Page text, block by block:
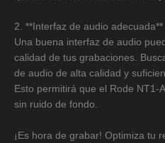
2. **Interfaz de audio adecuada**
Una buena interfaz de audio
calidad de tus grabaciones.
de audio de alta calidad y
Esto permitirá que el Rode NT1-
sin ruido de fondo.
¡Es hora de grabar! Optimiza tu